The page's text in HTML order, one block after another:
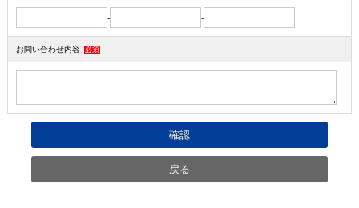
- -
お問い合わせ内容 必須